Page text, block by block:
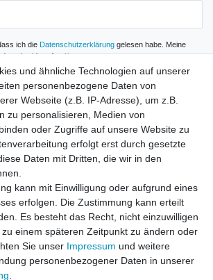
ich die Daten­schutz­erklärunggelesen habe. Meine
widerrufen.**
Abonnieren
** Hierbei handelt es sich um ein Pflichtfeld.
Zahlung und Versand
und ähnliche Technologien auf unserer
personenbezogene Daten von
Webseite (z.B. IP-Adresse), um z.B.
zu personalisieren, Medien von
oder Zugriffe auf unsere Website zu
erfolgt erst durch gesetzte
Daten mit Dritten, die wir in den
kann mit Einwilligung oder aufgrund eines
erfolgen. Die Zustimmung kann erteilt
Es besteht das Recht, nicht einzuwilligen
einem späteren Zeitpunkt zu ändern oder
Sie unser Impressum und weitere
personenbezogener Daten in unserer